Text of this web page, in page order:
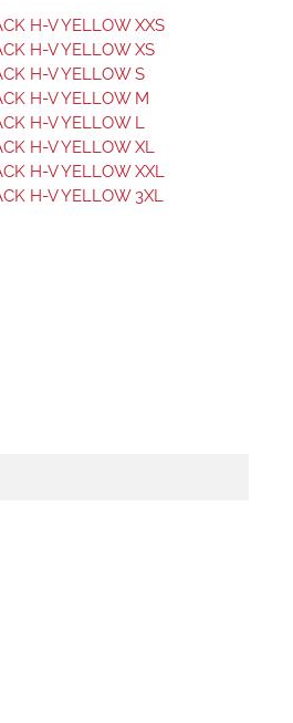
H-V YELLOW XXS
H-V YELLOW XS
H-V YELLOW S
H-V YELLOW M
H-V YELLOW L
H-V YELLOW XL
H-V YELLOW XXL
H-V YELLOW 3XL